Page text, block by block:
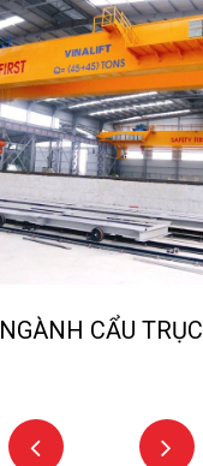
NGÀNH CẨU TRỤC